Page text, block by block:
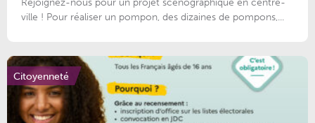
ville ! Pour réaliser un pompon, des dizaines de pompons,...
Citoyenneté